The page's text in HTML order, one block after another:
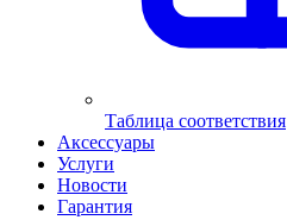
Таблица соответствия
Аксессуары
Услуги
Новости
Гарантия